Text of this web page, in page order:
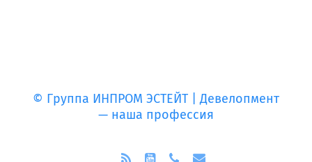
© Группа ИНПРОМ ЭСТЕЙТ | Девелопмент
— наша профессия